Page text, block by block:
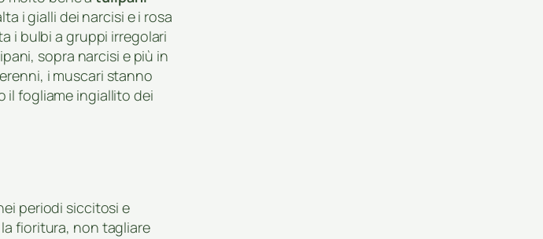
i gialli dei narcisi e i rosa
i bulbi a gruppi irregolari
sopra narcisi e più in
i muscari stanno
il fogliame ingiallito dei
periodi siccitosi e
fioritura, non tagliare